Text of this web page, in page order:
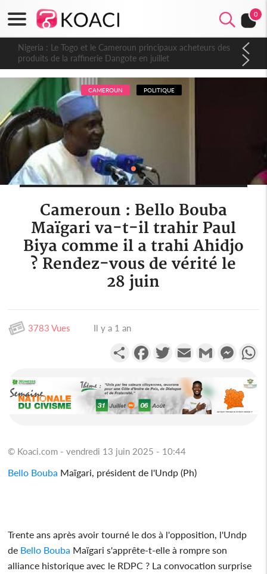
0
Nigeria : Le Togo et le Cameroun principaux acheteurs des
produits de la raffinerie Dangote en juillet
CAMEROUN POLITIQUE
Cameroun : Bello Bouba
Maïgari va-t-il trahir Paul
Biya comme il a trahi Ahidjo
? Rendez-vous de vérité le
28 juin
3783 Vues Il y a 1 an
PartagerFacebookTwitterEmail Gmail
© Koaci.com - vendredi 13 juin 2025 - 10:44
Bello Bouba Maïgari, président de l'Undp (Ph)
Trente ans après avoir tourné le dos à l'opposition, l'Undp
de Bello Bouba Maïgari s'apprête-t-elle à rompre son
alliance historique avec le RDPC ? La convocation surprise